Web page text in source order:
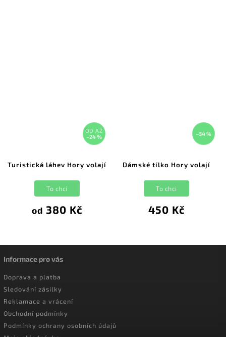
OD AŽ
–24 %
Turistická láhev Hory volají
od 380 Kč
To chci
–34 %
Dámské tílko Hory volají
450 Kč
To chci
Informace pro vás
Doprava a platba
Sledování zásilky
Reklamace a vrácení
Obchodní podmínky
Podmínky ochrany osobních údajů